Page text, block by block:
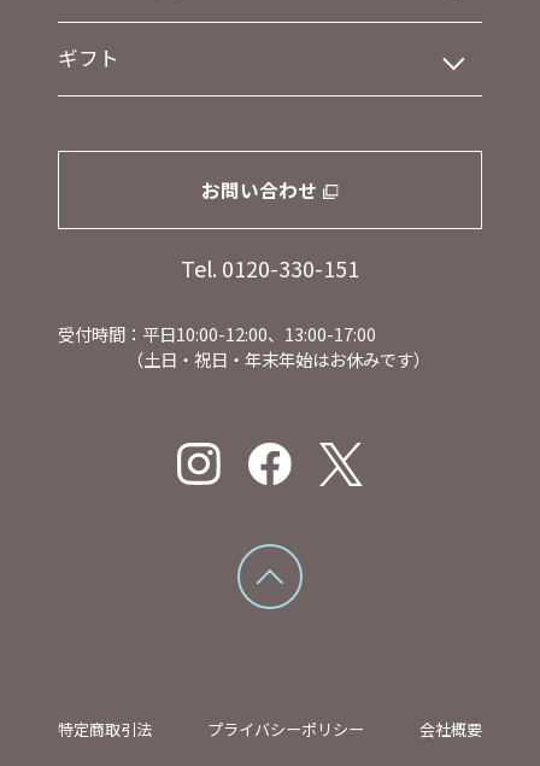
ギフト
お問い合わせ
Tel. 0120-330-151
受付時間：平日10:00-12:00、13:00-17:00
（土日・祝日・年末年始はお休みです）
特定商取引法 プライバシーポリシー 会社概要